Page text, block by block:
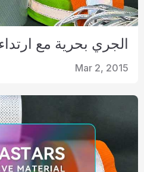
الجري بحرية مع
Mar 2, 2015